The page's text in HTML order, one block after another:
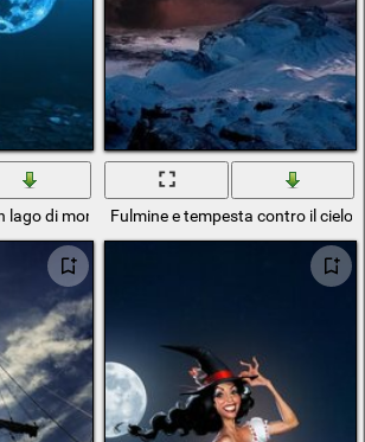
lago di montagna nel cielo notturno
Fulmine e tempesta contro il cielo